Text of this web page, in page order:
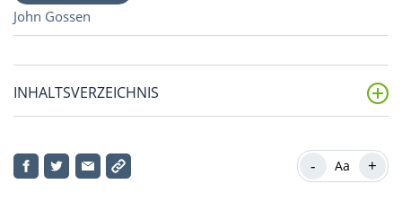
John Gossen
INHALTSVERZEICHNIS
Unterstützung und Widerstand als Trading-Zone!
- Aa +